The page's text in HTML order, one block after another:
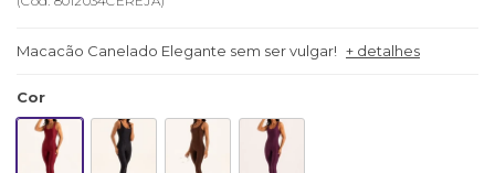
Macacão Canelado Elegante sem ser vulgar! + detalhes
Cor